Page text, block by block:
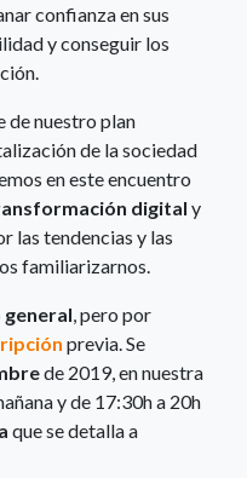
confianza en sus
y conseguir los
de nuestro plan
de la sociedad
en este encuentro
digital y
las tendencias y las
familiarizarnos.
, pero por
previa. Se
de 2019, en nuestra
y de 17:30h a 20h
que se detalla a